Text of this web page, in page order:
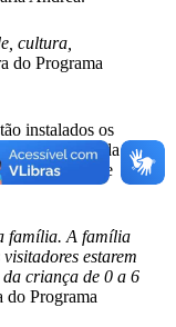
cultura,
do Programa
instalados os
(CRAS). Toda
de
família. A família
estarem
criança de 0 a 6
do Programa